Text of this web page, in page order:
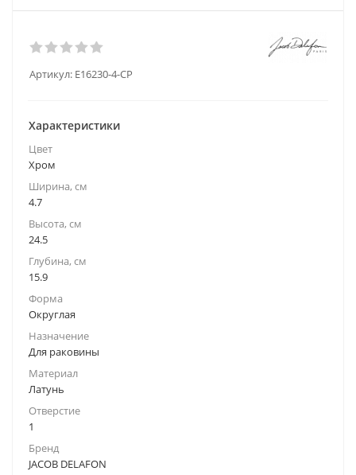
Артикул: E16230-4-CP
Характеристики
Цвет
Хром
Ширина, см
4.7
Высота, см
24.5
Глубина, см
15.9
Форма
Округлая
Назначение
Для раковины
Материал
Латунь
Отверстие
1
Бренд
JACOB DELAFON